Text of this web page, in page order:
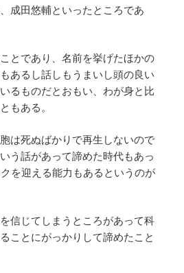
成田悠輔といったところであ
とであり、名前を挙げたほかの
あるし話しもうまいし頭の良い
るものだとおもい、わが身と比
もある。
は死ぬばかりで再生しないので
う話があって諦めた時代もあっ
を迎える能力もあるというのが
信じてしまうところがあって科
ことにがっかりして諦めたこと